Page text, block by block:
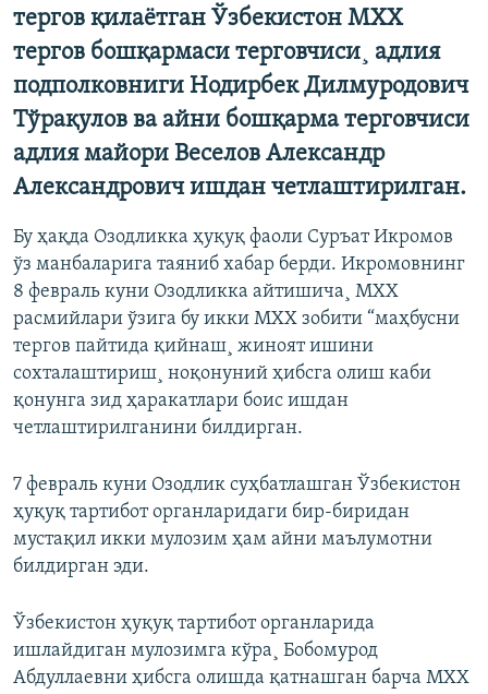
тергов қилаëтган Ўзбекистон МХХ
тергов бошқармаси терговчиси¸ адлия
подполковниги Нодирбек Дилмуродович
Тўрақулов ва айни бошқарма терговчиси
адлия майори Веселов Александр
Александрович ишдан четлаштирилган.
Бу ҳақда Озодликка ҳуқуқ фаоли Суръат Икромов
ўз манбаларига таяниб хабар берди. Икромовнинг
8 февраль куни Озодликка айтишича¸ МХХ
расмийлари ўзига бу икки МХХ зобити “маҳбусни
тергов пайтида қийнаш¸ жиноят ишини
сохталаштириш¸ ноқонуний ҳибсга олиш каби
қонунга зид ҳаракатлари боис ишдан
четлаштирилганини билдирган.
7 февраль куни Озодлик суҳбатлашган Ўзбекистон
ҳуқуқ тартибот органларидаги бир-биридан
мустақил икки мулозим ҳам айни маълумотни
билдирган эди.
Ўзбекистон ҳуқуқ тартибот органларида
ишлайдиган мулозимга кўра¸ Бобомурод
Абдуллаевни ҳибсга олишда қатнашган барча МХХ